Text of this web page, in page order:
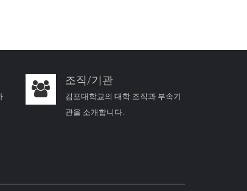
조직/기관
김포대학교의 대학 조직과 부속기
관을 소개합니다.